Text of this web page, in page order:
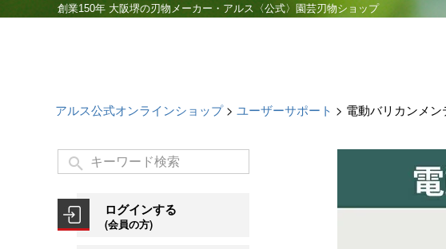
創業150年 大阪堺の刃物メーカー・アルス〈公式〉園芸刃物ショップ
アルス公式オンラインショップ ユーザーサポート 電動バリカンメ
ログインする
(会員の方)